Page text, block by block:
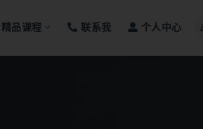
精品课程 联系我 个人中心